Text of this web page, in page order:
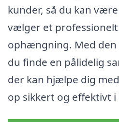
kunder, så du kan
vælger et
ophængning. Med
du finde en pålidelig
der kan hjælpe dig
op sikkert og effektivt i